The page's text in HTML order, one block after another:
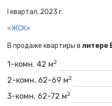
I квартал, 2023 г.
«ЖСК»
В продаже квартиры в литере
1-комн. 42 м2
2-комн. 62-69 м2
3-комн. 62-72 м2